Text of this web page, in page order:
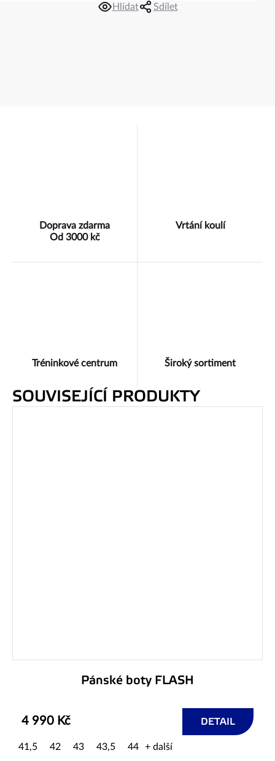
Hlídat Sdílet
Doprava zdarma
Od 3000 kč
Vrtání koulí
Tréninkové centrum Široký sortiment
SOUVISEJÍCÍ PRODUKTY
Pánské boty FLASH
4 990 Kč DETAIL
41,5 42 43 43,5 44 + další